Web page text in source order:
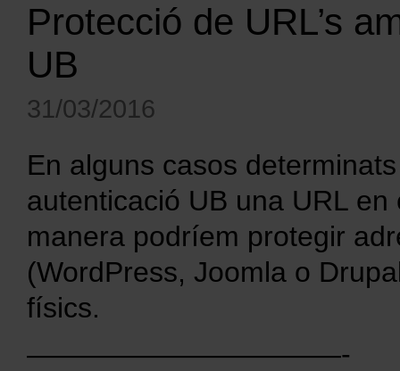
Protecció de URL’s
UB
31/03/2016
En alguns casos
autenticació UB una URL
manera podríem protegir
(WordPress, Joomla o
físics.
———————————-